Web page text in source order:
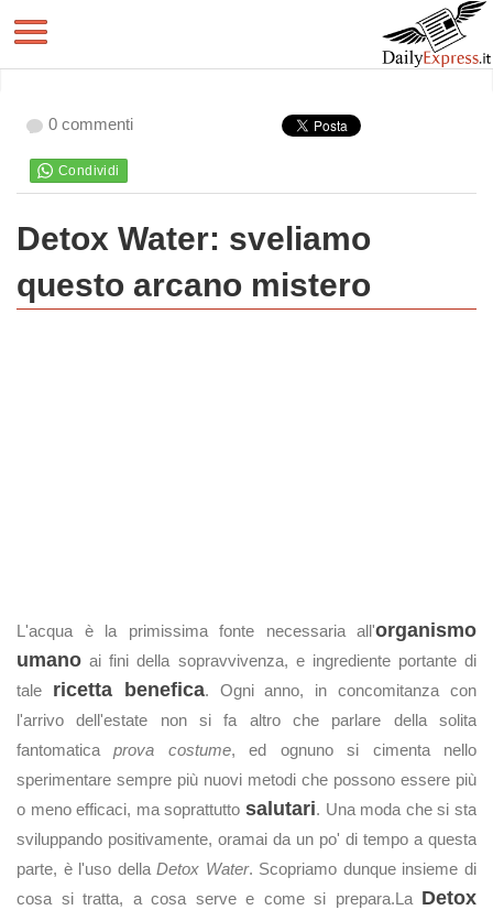
0 commenti
Detox Water: sveliamo
questo arcano mistero
L'acqua è la primissima fonte necessaria all'organismo
umano ai fini della sopravvivenza, e ingrediente portante di
tale ricetta benefica. Ogni anno, in concomitanza con
l'arrivo dell'estate non si fa altro che parlare della solita
fantomaticaprova costume, ed ognuno si cimenta nello
sperimentare sempre più nuovi metodi che possono essere più
o meno efficaci, ma soprattutto salutari. Una moda che si sta
sviluppando positivamente, oramai da un po' di tempo a questa
parte, è l'uso dellaDetox Water. Scopriamo dunque insieme di
cosa si tratta, a cosa serve e come si prepara.La Detox